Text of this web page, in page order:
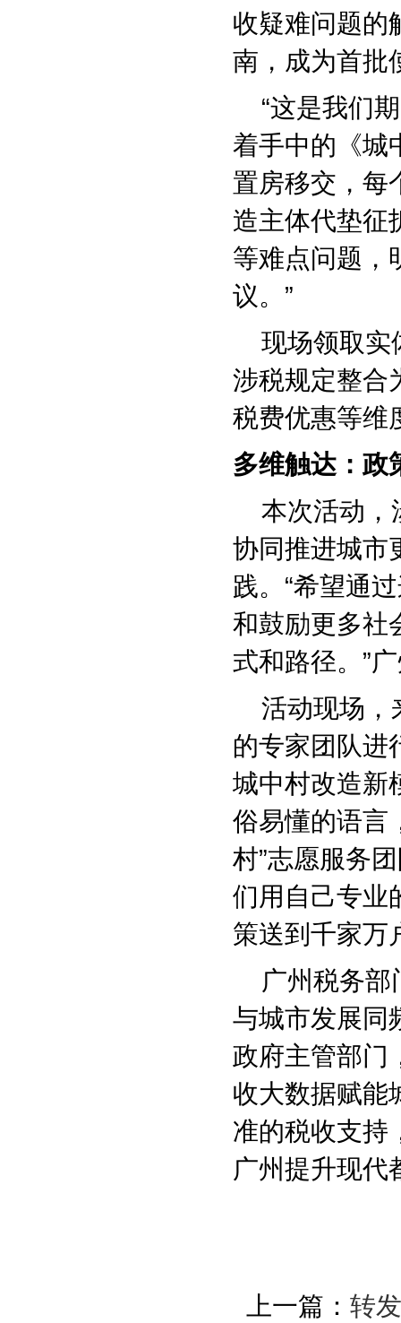
收疑难问题的
南，成为首批
“这是我们期
着手中的《城
置房移交，每
造主体代垫征
等难点问题，
议。”
现场领取实
涉税规定整合
税费优惠等维
多维触达：政
本次活动，
协同推进城市
践。“希望通
和鼓励更多社
式和路径。”
活动现场，
的专家团队进
城中村改造新
俗易懂的语言
村”志愿服务
们用自己专业
策送到千家万
广州税务部
与城市发展同
政府主管部门
收大数据赋能
准的税收支持
广州提升现代
上一篇： 转